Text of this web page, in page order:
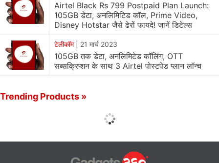
Airtel Black Rs 799 Postpaid Plan Launch:
105GB डेटा, अनलिमिटिड कॉल, Prime Video,
Disney Hotstar जैसे ढेरों फायदे! जानें डिटेल्स
टेलीकॉम| 21 मार्च 2023
105GB तक डेटा, अनलिमिटेड कॉलिंग, OTT
सब्सक्रिप्शन के साथ 3 Airtel पोस्टपेड प्लान लॉन्च
Trending Products »